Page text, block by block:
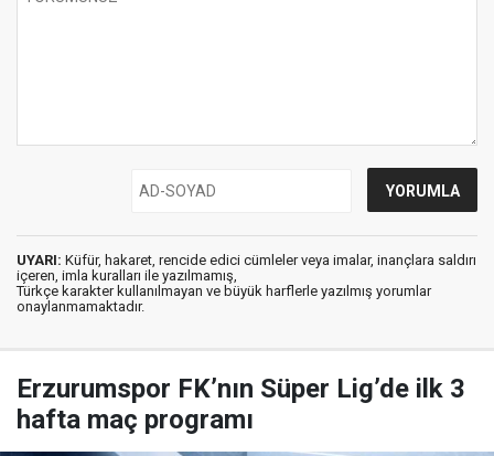
UYARI: Küfür, hakaret, rencide edici cümleler veya imalar, inançlara saldırı
içeren, imla kuralları ile yazılmamış,
Türkçe karakter kullanılmayan ve büyük harflerle yazılmış yorumlar
onaylanmamaktadır.
Erzurumspor FK’nın Süper Lig’de ilk 3
hafta maç programı